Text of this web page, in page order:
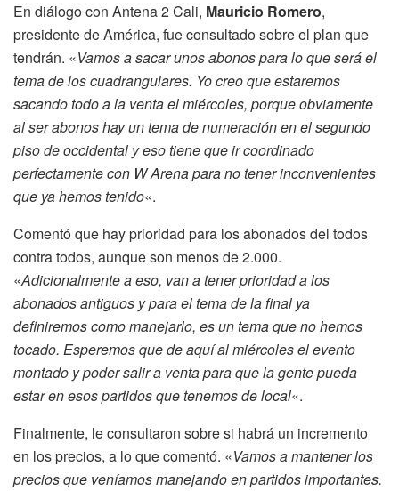
En diálogo con Antena 2 Cali, Mauricio Romero,
presidente de América, fue consultado sobre el plan que
tendrán. «Vamos a sacar unos abonos para lo que será el
tema de los cuadrangulares. Yo creo que estaremos
sacando todo a la venta el miércoles, porque obviamente
al ser abonos hay un tema de numeración en el segundo
piso de occidental y eso tiene que ir coordinado
perfectamente con W Arena para no tener inconvenientes
que ya hemos tenido«.
Comentó que hay prioridad para los abonados del todos
contra todos, aunque son menos de 2.000.
«Adicionalmente a eso, van a tener prioridad a los
abonados antiguos y para el tema de la final ya
definiremos como manejarlo, es un tema que no hemos
tocado. Esperemos que de aquí al miércoles el evento
montado y poder salir a venta para que la gente pueda
estar en esos partidos que tenemos de local«.
Finalmente, le consultaron sobre si habrá un incremento
en los precios, a lo que comentó. «Vamos a mantener los
precios que veníamos manejando en partidos importantes.